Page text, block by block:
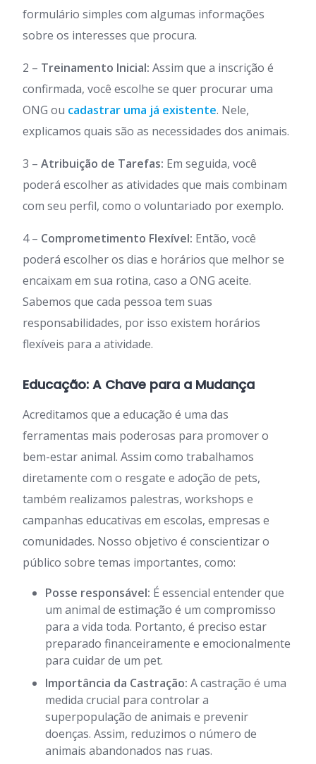
formulário simples com algumas informações
sobre os interesses que procura.
2 – Treinamento Inicial: Assim que a inscrição é
confirmada, você escolhe se quer procurar uma
ONG ou cadastrar uma já existente. Nele,
explicamos quais são as necessidades dos animais.
3 – Atribuição de Tarefas: Em seguida, você
poderá escolher as atividades que mais combinam
com seu perfil, como o voluntariado por exemplo.
4 – Comprometimento Flexível: Então, você
poderá escolher os dias e horários que melhor se
encaixam em sua rotina, caso a ONG aceite.
Sabemos que cada pessoa tem suas
responsabilidades, por isso existem horários
flexíveis para a atividade.
Educação: A Chave para a Mudança
Acreditamos que a educação é uma das
ferramentas mais poderosas para promover o
bem-estar animal. Assim como trabalhamos
diretamente com o resgate e adoção de pets,
também realizamos palestras, workshops e
campanhas educativas em escolas, empresas e
comunidades. Nosso objetivo é conscientizar o
público sobre temas importantes, como:
Posse responsável: É essencial entender que
um animal de estimação é um compromisso
para a vida toda. Portanto, é preciso estar
preparado financeiramente e emocionalmente
para cuidar de um pet.
Importância da Castração: A castração é uma
medida crucial para controlar a
superpopulação de animais e prevenir
doenças. Assim, reduzimos o número de
animais abandonados nas ruas.